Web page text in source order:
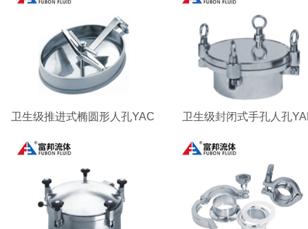
卫生级推进式椭圆形人孔YAC 卫生级封闭式手孔人孔